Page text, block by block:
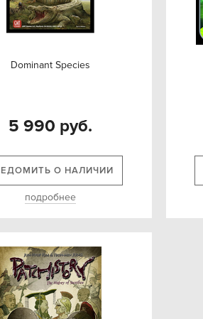
Dominant Species
5 990 руб.
О НАЛИЧИИ
подробнее